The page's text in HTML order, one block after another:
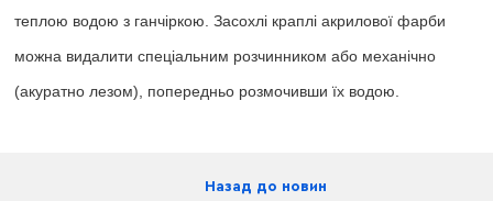
теплою водою з ганчіркою. Засохлі краплі акрилової фарби
можна видалити спеціальним розчинником або механічно
(акуратно лезом), попередньо розмочивши їх водою.
Назад до новин